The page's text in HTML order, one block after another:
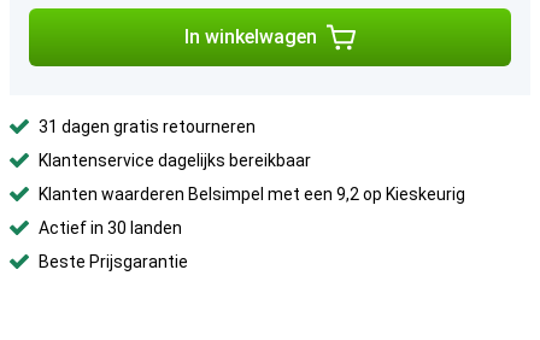
In winkelwagen
31 dagen gratis retourneren
Klantenservice dagelijks bereikbaar
Klanten waarderen Belsimpel met een 9,2 op Kieskeurig
Actief in 30 landen
Beste Prijsgarantie